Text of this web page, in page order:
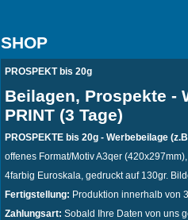
SHOP
PROSPEKT bis 20g
Beilagen, Prospekte -
PRINT (3 Tage)
PROSPEKTE bis 20g - Werbebeilage
offenes Format/Motiv A3qer
4farbig Euroskala, gedruckt auf 130gr.
Fertigstellung: Produktion innerhalb von
Zahlungsart: Sobald Ihre Daten von uns